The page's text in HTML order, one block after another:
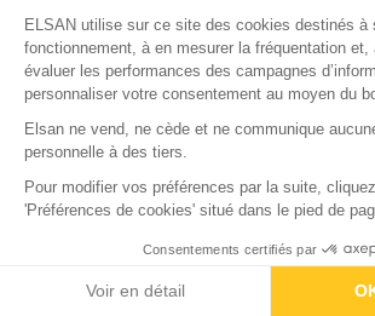
ELSAN utilise sur ce site des cookies destinés à
fonctionnement, à en mesurer la fréquentation
évaluer les performances des campagnes
personnaliser votre consentement au moyen du
Elsan ne vend, ne cède et ne communique
personnelle à des tiers.
Pour modifier vos préférences par la suite,
'Préférences de cookies' situé dans le pied de
Consentements certifiés par
Voir en détail
conseillés.
Les vaccins obligatoires
Ils concernent les nourrissons.
obligatoires pour les plus petits :
Diphtérie, Tétanos, Poliomyélite,
Rougeole, Oreillons, Rubéole,
type b, Hépatite B, Pneumocoque,
ACWY, Méningocoque B.